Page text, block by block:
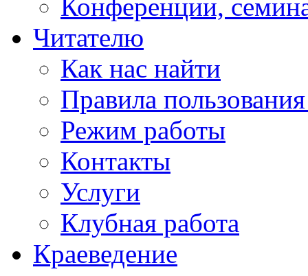
Конференции,
Читателю
Как нас найти
Правила
Режим работы
Контакты
Услуги
Клубная работа
Краеведение